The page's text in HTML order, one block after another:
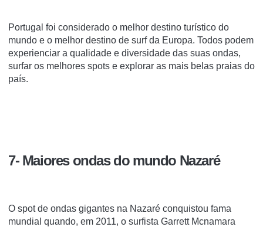
Portugal foi considerado o melhor destino turístico do
mundo e o melhor destino de surf da Europa. Todos podem
experienciar a qualidade e diversidade das suas ondas,
surfar os melhores spots e explorar as mais belas praias do
país.
7- Maiores ondas do mundo Nazaré
O spot de ondas gigantes na Nazaré conquistou fama
mundial quando, em 2011, o surfista Garrett Mcnamara